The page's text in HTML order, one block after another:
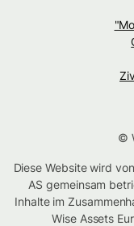
©
Diese Website wird
AS gemeinsam
Inhalte im
Wise Assets